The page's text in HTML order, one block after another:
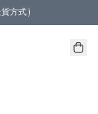
方式 )